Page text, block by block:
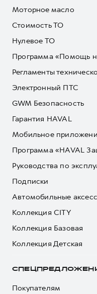
Моторное масло
Стоимость ТО
Нулевое ТО
Программа «Помощь
Регламенты
Электронный ПТС
GWM Безопасность
Гарантия HAVAL
Мобильное
Программа «HAVAL
Руководства по
Подписки
Автомобильные
Коллекция CITY
Коллекция Базовая
Коллекция Детская
Покупателям